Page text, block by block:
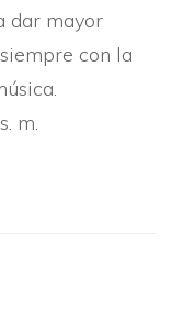
dar mayor
con la
m.